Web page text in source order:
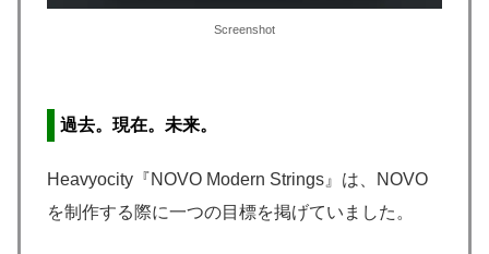
Screenshot
過去。現在。未来。
Heavyocity『NOVO Modern Strings』は、NOVO
を制作する際に一つの目標を掲げていました。